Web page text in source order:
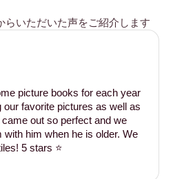
らいただいた声をご紹介します
picture books for each year
favorite pictures as well as
out so perfect and we
him when he is older. We
5 stars ⭐️